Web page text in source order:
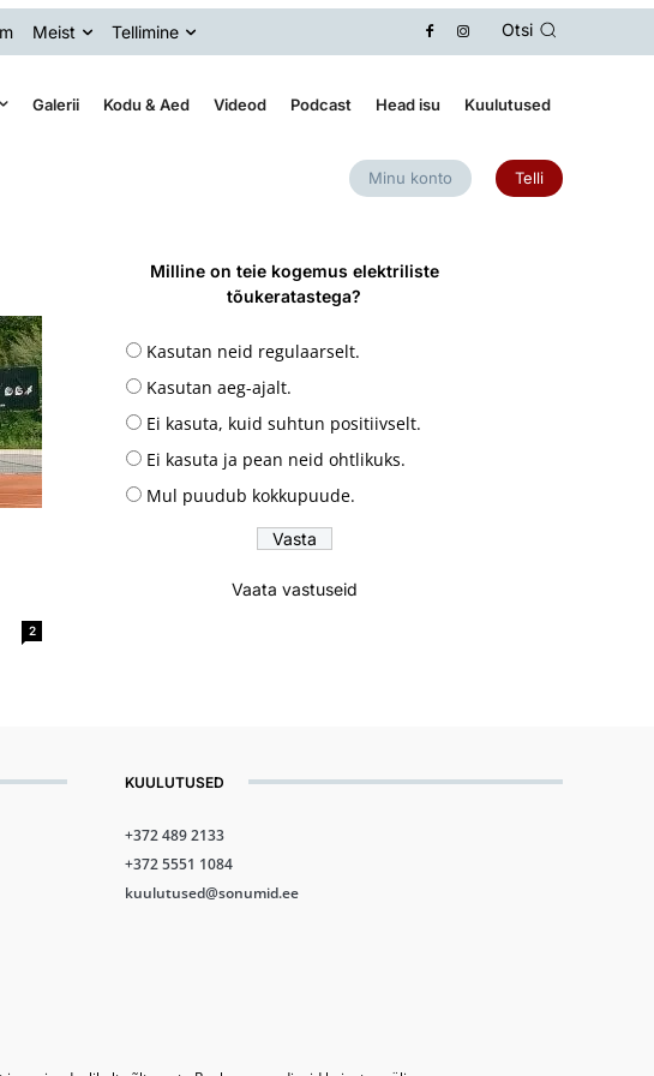
Meist Tellimine Otsi
Galerii Kodu & Aed Videod Podcast Head isu Kuulutused
Minu konto Telli
2
Milline on teie kogemus elektriliste
tõukeratastega?
Kasutan neid regulaarselt.
Kasutan aeg-ajalt.
Ei kasuta, kuid suhtun positiivselt.
Ei kasuta ja pean neid ohtlikuks.
Mul puudub kokkupuude.
Vaata vastuseid
KUULUTUSED
+372 489 2133
+372 5551 1084
kuulutused@sonumid.ee